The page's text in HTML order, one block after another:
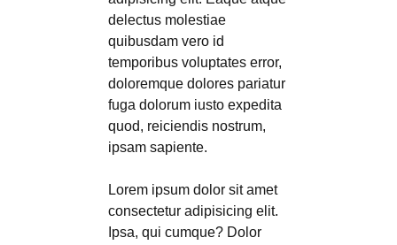
delectus molestiae
quibusdam vero id
temporibus voluptates error,
doloremque dolores pariatur
fuga dolorum iusto expedita
quod, reiciendis nostrum,
ipsam sapiente.
Lorem ipsum dolor sit amet
consectetur adipisicing elit.
Ipsa, qui cumque? Dolor